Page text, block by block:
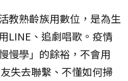
教熟齡族用數位，是為生
LINE、追劇唱歌。疫情
慢學」的餘裕，不會用
失去聯繫、不懂如何掃